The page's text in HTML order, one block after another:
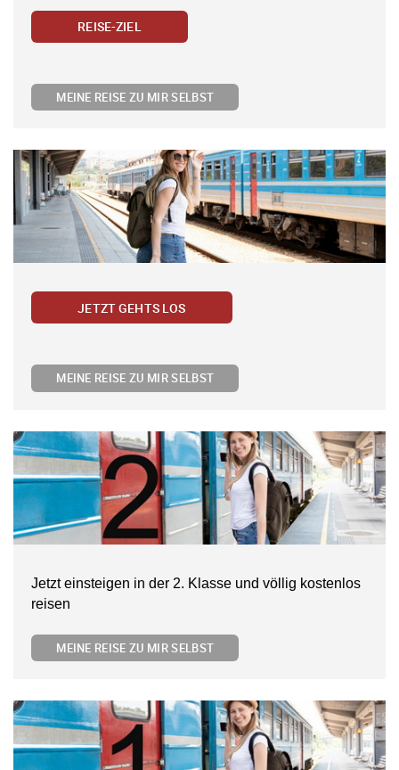
REISE-ZIEL
MEINE REISE ZU MIR SELBST
JETZT GEHTS LOS
MEINE REISE ZU MIR SELBST
Jetzt einsteigen in der 2. Klasse und völlig kostenlos
reisen
MEINE REISE ZU MIR SELBST